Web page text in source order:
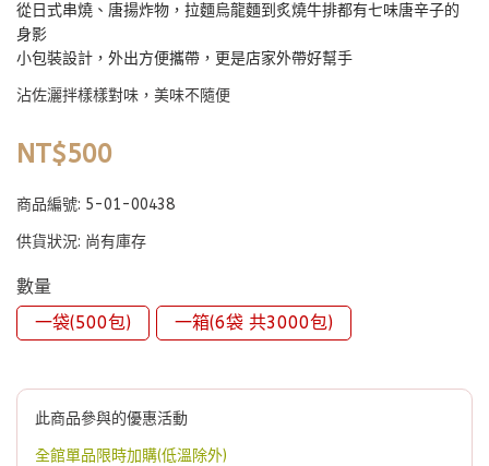
從日式串燒、唐揚炸物，拉麵烏龍麵到炙燒牛排都有七味唐辛子的
身影
小包裝設計，外出方便攜帶，更是店家外帶好幫手
沾佐灑拌樣樣對味，美味不隨便
NT$500
商品編號: 5-01-00438
供貨狀況: 尚有庫存
數量
一袋(500包)
一箱(6袋 共3000包)
此商品參與的優惠活動
全館單品限時加購(低溫除外)